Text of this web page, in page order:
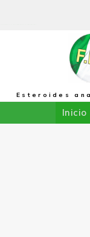
Esteroides
Inicio